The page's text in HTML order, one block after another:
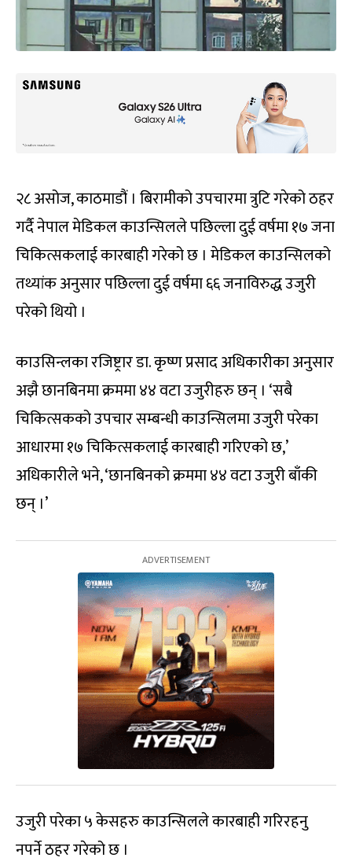
२८ असोज, काठमाडौं । बिरामीको उपचारमा त्रुटि गरेको ठहर
गर्दै नेपाल मेडिकल काउन्सिलले पछिल्ला दुई वर्षमा १७ जना
चिकित्सकलाई कारबाही गरेको छ । मेडिकल काउन्सिलको
तथ्यांक अनुसार पछिल्ला दुई वर्षमा ६६ जनाविरुद्ध उजुरी
परेको थियो ।
काउसिन्लका रजिष्ट्रार डा. कृष्ण प्रसाद अधिकारीका अनुसार
अझै छानबिनमा क्रममा ४४ वटा उजुरीहरु छन् । ‘सबै
चिकित्सकको उपचार सम्बन्धी काउन्सिलमा उजुरी परेका
आधारमा १७ चिकित्सकलाई कारबाही गरिएको छ,’
अधिकारीले भने, ‘छानबिनको क्रममा ४४ वटा उजुरी बाँकी
छन् ।’
उजुरी परेका ५ केसहरु काउन्सिलले कारबाही गरिरहनु
नपर्ने ठहर गरेको छ ।